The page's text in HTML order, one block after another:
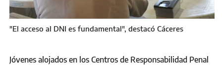
"El acceso al DNI es fundamental", destacó Cáceres
Jóvenes alojados en los Centros de Responsabilidad Penal